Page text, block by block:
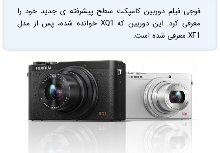
فوجی فیلم دوربین کامپکت سطح پیشرفته ی جدید خود را
معرفی کرد. این دوربین که XQ1 خوانده شده، پس از مدل
XF1 معرفی شده است.